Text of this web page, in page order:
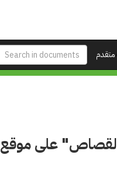
القصاص" على موقع